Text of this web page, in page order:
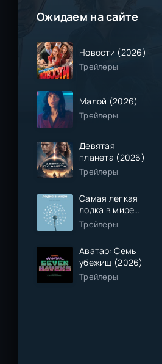
Ожидаем на сайте
Новости (2026)
Трейлеры
Малой (2026)
Трейлеры
Девятая
планета (2026)
Трейлеры
Самая легкая
лодка в мире
(2026)
Трейлеры
Аватар: Семь
убежищ (2026)
Трейлеры